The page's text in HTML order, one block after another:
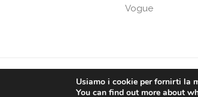
Vogue
Ottica Tomarchio di Tomachio Rosario Alfio -
Usiamo i cookie per fornirti la
You can find out more about